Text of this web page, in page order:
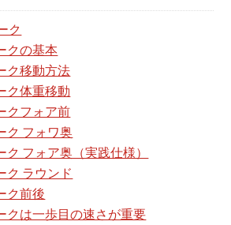
ク
クの基本
ク移動方法
ク体重移動
クフォア前
ク フォワ奥
ク フォア奥（実践仕様）
ク ラウンド
ク前後
クは一歩目の速さが重要